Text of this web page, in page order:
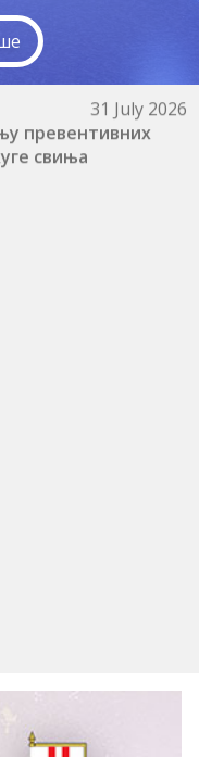
31 July 2026
превентивних
свиња
29 July 2026
изградње